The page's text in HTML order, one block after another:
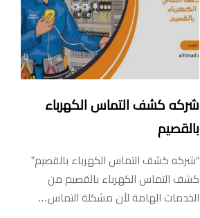
شركه كشف التماس الكهرباء
بالقصيم
“شركه كشف التماس الكهرباء بالقصيم”
كشف التماس الكهرباء بالقصيم من
الخدمات الهامة لأن مشكلة التماس…